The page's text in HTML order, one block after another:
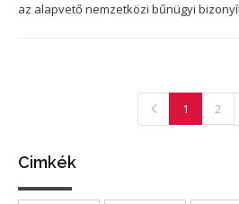
az alapvető nemzetközi bűnügyi
1 2
Cimkék